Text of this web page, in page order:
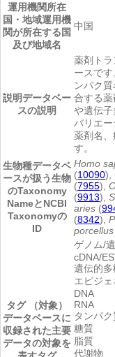
運用機関所在
国・地域運用機
関が所在する国
及び地域名
中国
説明データベー
スの説明
薬剤ト
ースで
ンパク
合する
や遺伝
バリエー
薬剤名
す。
生物種データベ
ースが扱う生物
のTaxonomy
NameとNCBI
Taxonomyの
ID
Homo
(10090),
(7955),
(9913),
aries (
(8342),
porcellus
タグ （対象）
データベースに
収録された主要
データの対象を
ゲノム/
cDNA/
遺伝的多
エピジ
DNA
RNA
タンパク
糖質
脂質
代謝物